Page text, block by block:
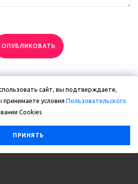
ОПУБЛИКОВАТЬ
сайт, вы подтверждаете,
условия Пользовательского
Сookies
ПРИНЯТЬ